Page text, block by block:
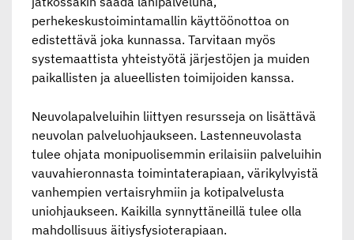
perhekeskustoimintamallin käyttöönottoa on
edistettävä joka kunnassa. Tarvitaan myös
systemaattista yhteistyötä järjestöjen ja muiden
paikallisten ja alueellisten toimijoiden kanssa.
Neuvolapalveluihin liittyen resursseja on lisättävä
neuvolan palveluohjaukseen. Lastenneuvolasta
tulee ohjata monipuolisemmin erilaisiin palveluihin
vauvahieronnasta toimintaterapiaan, värikylvyistä
vanhempien vertaisryhmiin ja kotipalvelusta
uniohjaukseen. Kaikilla synnyttäneillä tulee olla
mahdollisuus äitiysfysioterapiaan.